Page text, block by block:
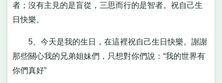
者；沒有主見的是盲從，三思而行的是智者。祝自己生
日快樂。
5、今天是我的生日，在這裡祝自己生日快樂。謝謝
那些關心我的兄弟姐妹們，只想對你們說：“我的世界有
你們真好”